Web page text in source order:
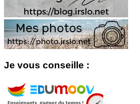
Je vous conseille :